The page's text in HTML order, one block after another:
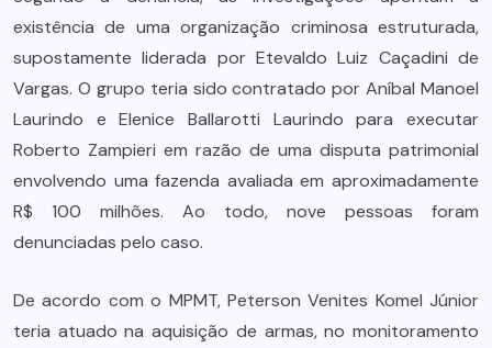
existência de uma organização criminosa estruturada,
supostamente liderada por Etevaldo Luiz Caçadini de
Vargas. O grupo teria sido contratado por Aníbal Manoel
Laurindo e Elenice Ballarotti Laurindo para executar
Roberto Zampieri em razão de uma disputa patrimonial
envolvendo uma fazenda avaliada em aproximadamente
R$ 100 milhões. Ao todo, nove pessoas foram
denunciadas pelo caso.
De acordo com o MPMT, Peterson Venites Komel Júnior
teria atuado na aquisição de armas, no monitoramento